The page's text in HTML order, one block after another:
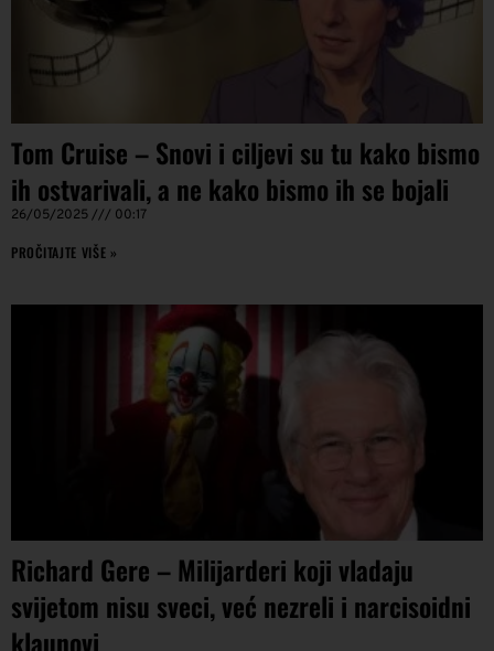
Tom Cruise – Snovi i ciljevi su tu kako bismo
ih ostvarivali, a ne kako bismo ih se bojali
26/05/2025 00:17
PROČITAJTE VIŠE »
Richard Gere – Milijarderi koji vladaju
svijetom nisu sveci, već nezreli i narcisoidni
klaunovi